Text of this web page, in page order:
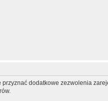
dodatkowe zezwolenia